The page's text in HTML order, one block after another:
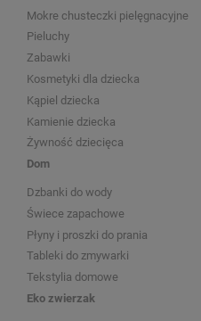
Mokre chusteczki pielęgnacyjne
Pieluchy
Zabawki
Kosmetyki dla dziecka
Kąpiel dziecka
Kamienie dziecka
Żywność dziecięca
Dom
Dzbanki do wody
Świece zapachowe
Płyny i proszki do prania
Tableki do zmywarki
Tekstylia domowe
Eko zwierzak